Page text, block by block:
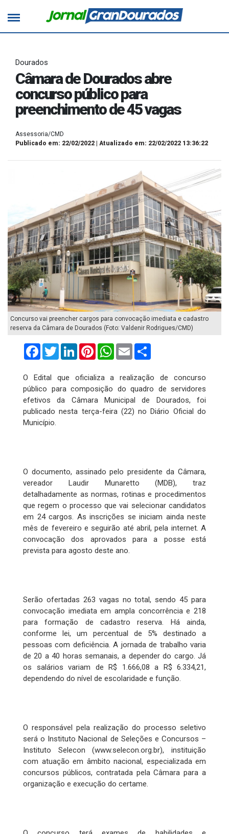
Dourados
Câmara de Dourados abre
concurso público para
preenchimento de 45 vagas
Assessoria/CMD
Publicado em: 22/02/2022 | Atualizado em: 22/02/2022 13:36:22
Concurso vai preencher cargos para convocação imediata e cadastro
reserva da Câmara de Dourados (Foto: Valdenir Rodrigues/CMD)
FacebookTwitterLinkedInPinterestWhatsApp
Email
O Edital que oficializa a realização de concurso
público para composição do quadro de servidores
efetivos da Câmara Municipal de Dourados, foi
publicado nesta terça-feira (22) no Diário Oficial do
Município.
O documento, assinado pelo presidente da Câmara,
vereador Laudir Munaretto (MDB), traz
detalhadamente as normas, rotinas e procedimentos
que regem o processo que vai selecionar candidatos
em 24 cargos. As inscrições se iniciam ainda neste
mês de fevereiro e seguirão até abril, pela internet. A
convocação dos aprovados para a posse está
prevista para agosto deste ano.
Serão ofertadas 263 vagas no total, sendo 45 para
convocação imediata em ampla concorrência e 218
para formação de cadastro reserva. Há ainda,
conforme lei, um percentual de 5% destinado a
pessoas com deficiência. A jornada de trabalho varia
de 20 a 40 horas semanais, a depender do cargo. Já
os salários variam de R$ 1.666,08 a R$ 6.334,21,
dependendo do nível de escolaridade e função.
O responsável pela realização do processo seletivo
será o Instituto Nacional de Seleções e Concursos –
Instituto Selecon (www.selecon.org.br), instituição
com atuação em âmbito nacional, especializada em
concursos públicos, contratada pela Câmara para a
organização e execução do certame.